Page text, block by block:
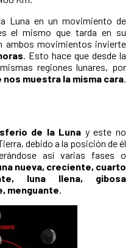
Luna en un movimiento de
el mismo que tarda en su
ambos movimientos invierte
. Esto hace que desde la
regiones lunares, por
nos muestra la misma cara.
de la Luna y este no
debido a la posición de él
así varias fases o
nueva, creciente, cuarto
luna llena, gibosa
menguante.